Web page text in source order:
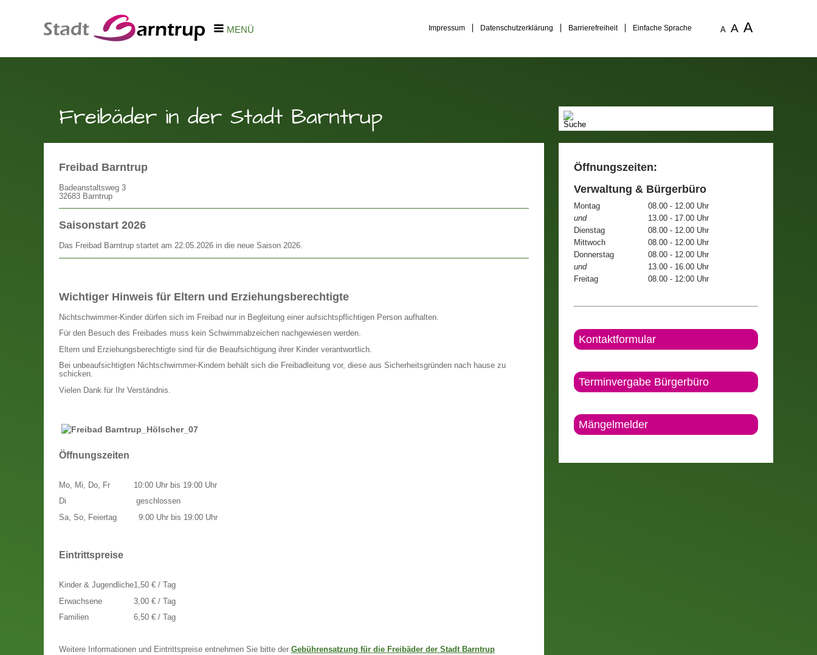
MENÜ Impressum Datenschutzerklärung Barrierefreiheit Einfache Sprache A A A
Freibäder in der Stadt Barntrup
Freibad Barntrup
Badeanstaltsweg 3
32683 Barntrup
Saisonstart 2026
Das Freibad Barntrup startet am 22.05.2026 in die neue Saison 2026.
Wichtiger Hinweis für Eltern und Erziehungsberechtigte
Nichtschwimmer-Kinder dürfen sich im Freibad nur in Begleitung einer aufsichtspflichtigen Person aufhalten.
Für den Besuch des Freibades muss kein Schwimmabzeichen nachgewiesen werden.
Eltern und Erziehungsberechtigte sind für die Beaufsichtigung ihrer Kinder verantwortlich.
Bei unbeaufsichtigten Nichtschwimmer-Kindern behält sich die Freibadleitung vor, diese aus Sicherheitsgründen nach hause zu
schicken.
Vielen Dank für Ihr Verständnis.
Öffnungszeiten
Mo, Mi, Do, Fr
Di
Sa, So, Feiertag
10:00 Uhr bis 19:00 Uhr
geschlossen
9:00 Uhr bis 19:00 Uhr
Eintrittspreise
Kinder & Jugendliche
Erwachsene
Familien
1,50 € / Tag
3,00 € / Tag
6,50 € / Tag
Weitere Informationen und Eintrittspreise entnehmen Sie bitte der Gebührensatzung für die Freibäder der Stadt Barntrup
Öffnungszeiten:
Verwaltung & Bürgerbüro
Montag
08.00 - 12.00 Uhr
und
13.00 - 17.00 Uhr
Dienstag
08.00 - 12.00 Uhr
Mittwoch
08.00 - 12.00 Uhr
Donnerstag
08.00 - 12.00 Uhr
und
13.00 - 16.00 Uhr
Freitag
08.00 - 12:00 Uhr
Kontaktformular
Terminvergabe Bürgerbüro
Mängelmelder